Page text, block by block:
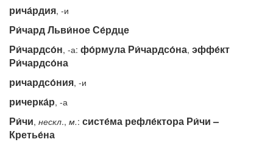
рича́рдия, -и
Ри́чард Льви́ное Се́рдце
Ри́чардсо́н, -а: фо́рмула Ри́чардсо́на, эффе́кт
Ри́чардсо́на
ричардсо́ния, -и
ричерка́р, -а
Ри́чи, нескл., м.: систе́ма рефле́ктора Ри́чи –
Кретье́на